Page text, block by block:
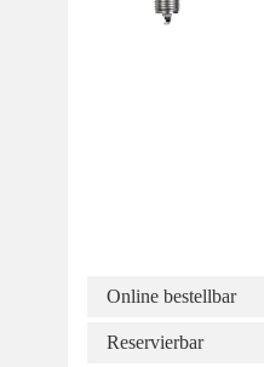
Online bestellbar
Reservierbar